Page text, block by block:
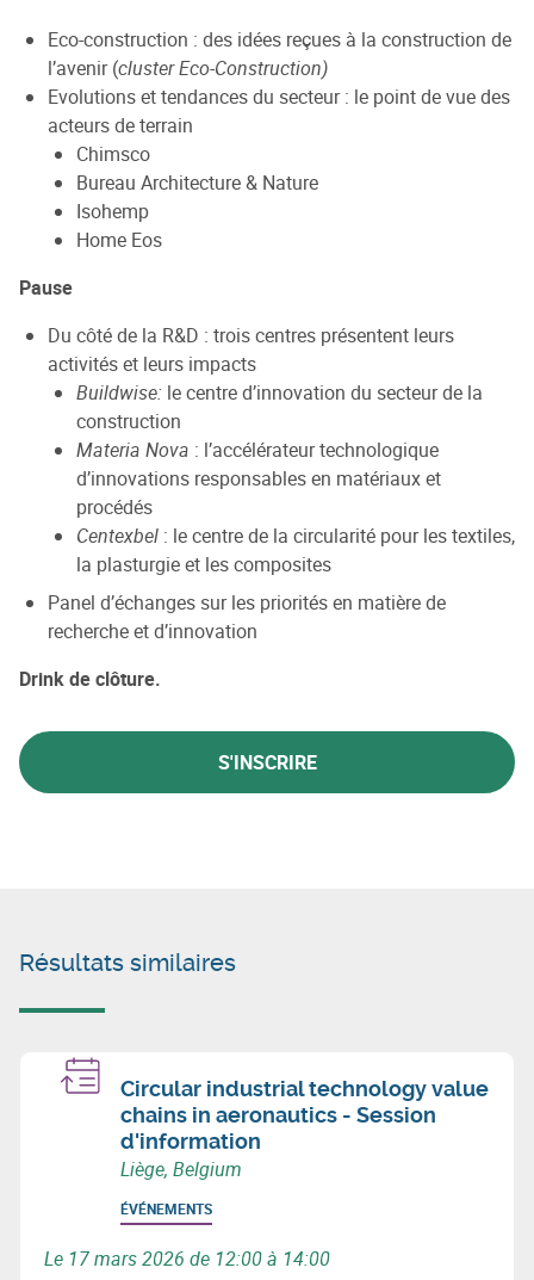
Eco-construction : des idées reçues à la construction de
l’avenir (cluster Eco-Construction)
Evolutions et tendances du secteur : le point de vue des
acteurs de terrain
Chimsco
Bureau Architecture & Nature
Isohemp
Home Eos
Pause
Du côté de la R&D : trois centres présentent leurs
activités et leurs impacts
Buildwise: le centre d’innovation du secteur de la
construction
Materia Nova : l’accélérateur technologique
d’innovations responsables en matériaux et
procédés
Centexbel : le centre de la circularité pour les textiles,
la plasturgie et les composites
Panel d’échanges sur les priorités en matière de
recherche et d’innovation
Drink de clôture.
S'INSCRIRE
Résultats similaires
Circular industrial technology value
chains in aeronautics - Session
d'information
Liège, Belgium
ÉVÉNEMENTS
Le 17 mars 2026 de 12:00 à 14:00